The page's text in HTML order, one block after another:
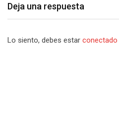
Deja una respuesta
Lo siento, debes estar conectado